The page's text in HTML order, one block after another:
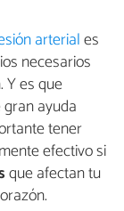
arteriales
necesarios
Y es que
ayuda
tener
efectivo si
que afectan tu